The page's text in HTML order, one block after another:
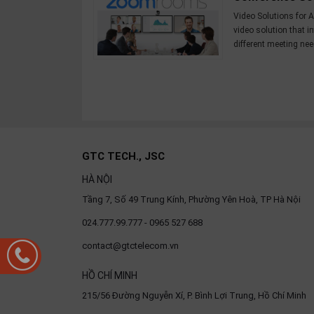
Video Solutions for
video solution that
different meeting
GTC TECH., JSC
HÀ NỘI
Tầng 7, Số 49 Trung Kính, Phường Yên Hoà, TP Hà Nội
024.777.99.777 - 0965 527 688
contact@gtctelecom.vn
HỒ CHÍ MINH
215/56 Đường Nguyễn Xí, P. Bình Lợi Trung, Hồ Chí Minh
Tiếng
việt
English